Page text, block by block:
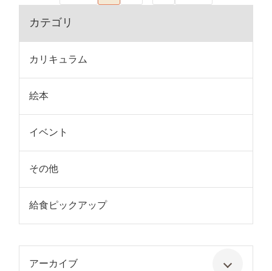
カテゴリ
カリキュラム
絵本
イベント
その他
給食ピックアップ
アーカイブ